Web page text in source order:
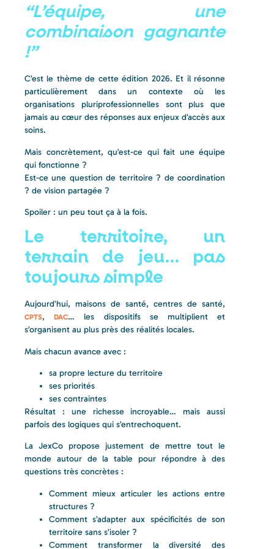
“L’équipe, une
combinaison gagnante
!”
C’est le thème de cette édition 2026. Et il résonne
particulièrement dans un contexte où les
organisations pluriprofessionnelles sont plus que
jamais au cœur des réponses aux enjeux d’accès aux
soins.
Mais concrètement, qu’est-ce qui fait une équipe
qui fonctionne ?
Est-ce une question de territoire ? de coordination
? de vision partagée ?
Spoiler : un peu tout ça à la fois.
Le territoire, un
terrain de jeu… pas
toujours simple
Aujourd’hui, maisons de santé, centres de santé,
CPTS,DAC… les dispositifs se multiplient et
s’organisent au plus près des réalités locales.
Mais chacun avance avec :
sa propre lecture du territoire
ses priorités
ses contraintes
Résultat : une richesse incroyable… mais aussi
parfois des logiques qui s’entrechoquent.
La JexCo propose justement de mettre tout le
monde autour de la table pour répondre à des
questions très concrètes :
Comment mieux articuler les actions entre
structures ?
Comment s’adapter aux spécificités de son
territoire sans s’isoler ?
Comment transformer la diversité des